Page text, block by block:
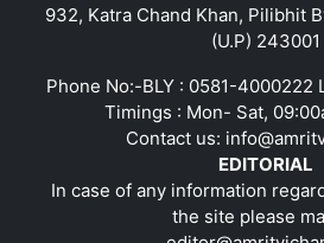
932, Katra Chand Khan, Pilibhit
(U.P) 243001
Phone No:-BLY : 0581-4000222
Timings : Mon- Sat,
Contact us:
EDITORIAL
In case of any information
the site please